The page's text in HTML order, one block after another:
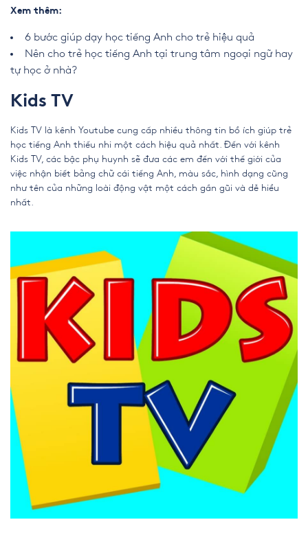
Xem thêm:
6 bước giúp dạy học tiếng Anh cho trẻ hiệu quả
Nên cho trẻ học tiếng Anh tại trung tâm ngoại ngữ hay
tự học ở nhà?
Kids TV
Kids TV là kênh Youtube cung cấp nhiều thông tin bổ ích giúp trẻ
học tiếng Anh thiếu nhi một cách hiệu quả nhất. Đến với kênh
Kids TV, các bậc phụ huynh sẽ đưa các em đến với thế giới của
việc nhận biết bảng chữ cái tiếng Anh, màu sắc, hình dạng cũng
như tên của những loài động vật một cách gần gũi và dễ hiểu
nhất.